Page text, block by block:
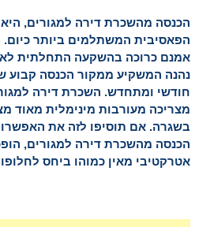
הכנסה מהשכרת דירה למגורים,
הפאסיבית המשתלמים ביותר כיום.
אמנם כרוכה בהשקעה התחלתית
נהנה המשקיע ממקור הכנסה קבוע
חודשי ומתחדש. השכרת דירה
מצריכה מעורבות מינימלית מאוד
בשגרה. אם תוסיפו לזה את
הכנסה מהשכרת דירה למגורים,
אטרקטיבי מאין כמוהו ביחס